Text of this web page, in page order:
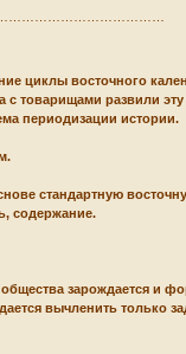
циклы восточного
товарищами развили
периодизации истории.
стандартную
содержание.
зарождается и
вычленить только